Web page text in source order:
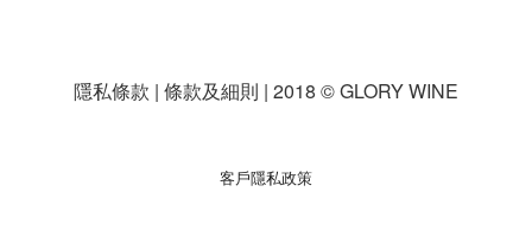
隱私條款 | 條款及細則 | 2018 © GLORY WINE
客戶隱私政策